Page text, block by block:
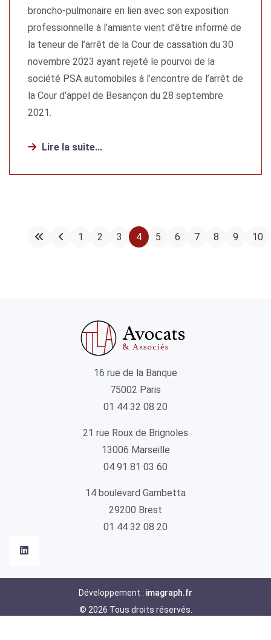
broncho-pulmonaire en lien avec son exposition
professionnelle à l’amiante vient d’être informé de
la teneur de l’arrêt de la Cour de cassation du 30
novembre 2023 ayant rejeté le pourvoi de la
société PSA automobiles à l’encontre de l’arrêt de
la Cour d’appel de Besançon du 28 septembre
2021.
Lire la suite...
1 2 3 4 5 6 7 8 9 10
16 rue de la Banque
75002 Paris
01 44 32 08 20
21 rue Roux de Brignoles
13006 Marseille
04 91 81 03 60
14 boulevard Gambetta
29200 Brest
01 44 32 08 20
Développement : imagraph.fr
© 2026 Tous droits réservés.